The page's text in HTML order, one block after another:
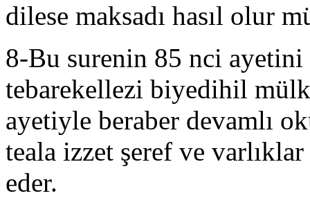
dilese maksadı hasıl olur
8-Bu surenin 85 nci
tebarekellezi biyedihil
ayetiyle beraber devamlı
teala izzet şeref ve
eder.